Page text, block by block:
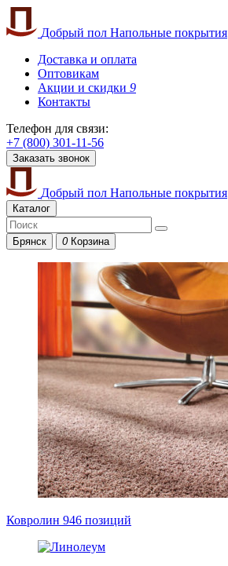
Добрый пол Напольные покрытия
Доставка и оплата
Оптовикам
Акции и скидки 9
Контакты
Телефон для связи:
+7 (800) 301-11-56
Заказать звонок
Добрый пол Напольные покрытия
Каталог
Брянск 0 Корзина
Ковролин 946 позиций